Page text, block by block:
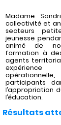
Madame
collectivité et
secteurs
jeunesse
animé de
formation à
agents
participants
l’appropriation
l’éducation.
Résultats